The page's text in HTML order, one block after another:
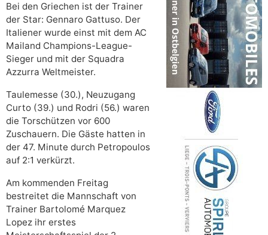
Bei den Griechen ist der Trainer
der Star: Gennaro Gattuso. Der
Italiener wurde einst mit dem AC
Mailand Champions-League-
Sieger und mit der Squadra
Azzurra Weltmeister.
Taulemesse (30.), Neuzugang
Curto (39.) und Rodri (56.) waren
die Torschützen vor 600
Zuschauern. Die Gäste hatten in
der 47. Minute durch Petropoulos
auf 2:1 verkürzt.
Am kommenden Freitag
bestreitet die Mannschaft von
Trainer Bartolomé Marquez
Lopez ihr erstes